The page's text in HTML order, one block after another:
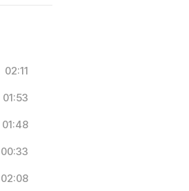
02:11
01:53
01:48
00:33
02:08